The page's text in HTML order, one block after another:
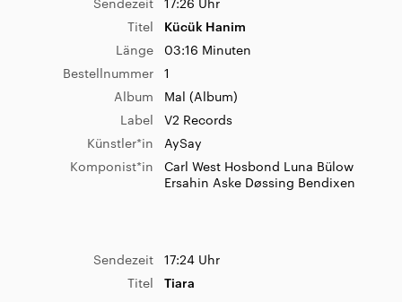
Sendezeit
17:26 Uhr
Titel
Kücük Hanim
Länge
03:16 Minuten
Bestellnummer
1
Album
Mal (Album)
Label
V2 Records
Künstler*in
AySay
Komponist*in
Carl West Hosbond Luna Bülow
Ersahin Aske Døssing Bendixen
Sendezeit
17:24 Uhr
Titel
Tiara